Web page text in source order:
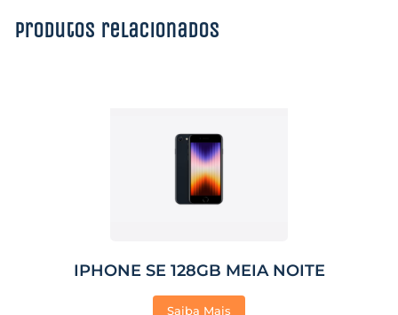
Produtos relacionados
IPHONE SE 128GB MEIA NOITE
Saiba Mais